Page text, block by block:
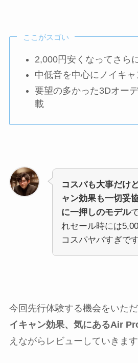
ここがスゴい
2,000円安くなってさら
中低音を中心にノイキ
要望の多かった3Dオー
載
コスパも大事だけ
ャン効果も一切妥
に一押しのモデル
れセール時には
コスパヤバすぎで
今回先行体験する機会をいた
イキャン効果、気にあるAir
えながらレビューしていきます